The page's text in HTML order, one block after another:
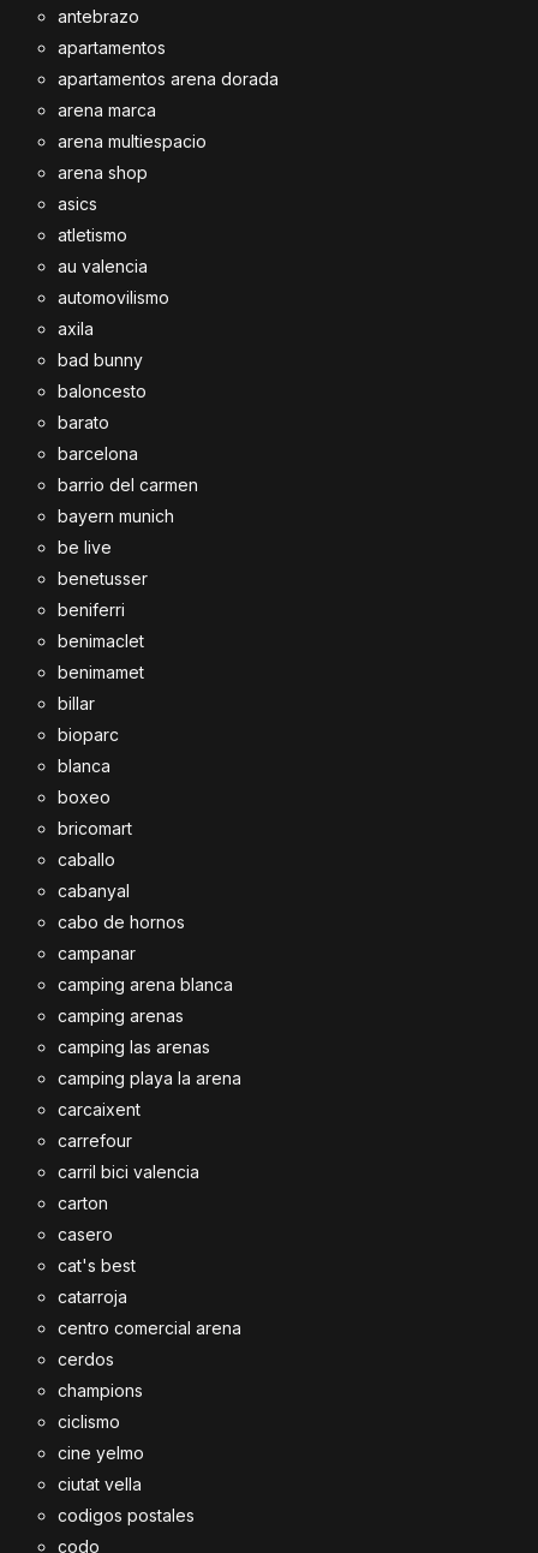
antebrazo
apartamentos
apartamentos arena dorada
arena marca
arena multiespacio
arena shop
asics
atletismo
au valencia
automovilismo
axila
bad bunny
baloncesto
barato
barcelona
barrio del carmen
bayern munich
be live
benetusser
beniferri
benimaclet
benimamet
billar
bioparc
blanca
boxeo
bricomart
caballo
cabanyal
cabo de hornos
campanar
camping arena blanca
camping arenas
camping las arenas
camping playa la arena
carcaixent
carrefour
carril bici valencia
carton
casero
cat's best
catarroja
centro comercial arena
cerdos
champions
ciclismo
cine yelmo
ciutat vella
codigos postales
codo